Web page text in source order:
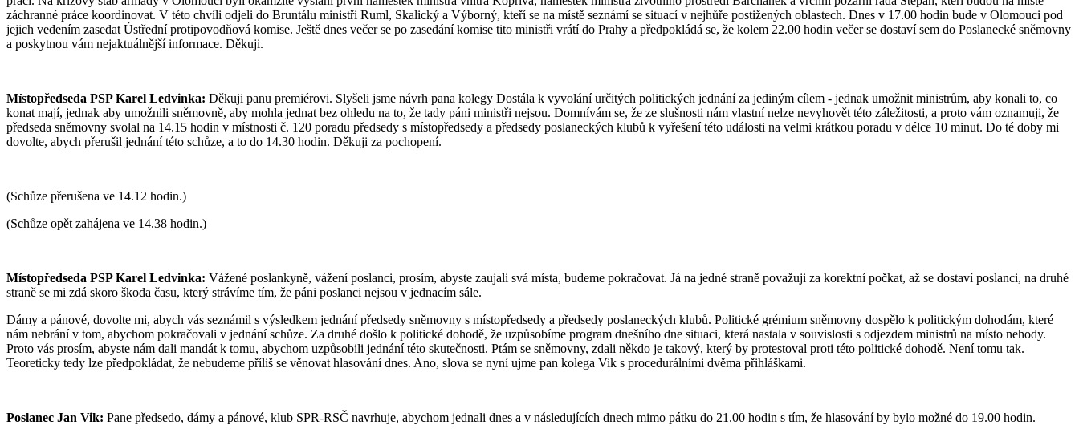
záchranné práce koordinovat. V této chvíli odjeli do Bruntálu ministři Ruml, Skalický a Výborný, kteří se na místě seznámí se situací v nejhůře postižených oblastech. Dnes v 17.00 hodin bude v Olomouci pod
jejich vedením zasedat Ústřední protipovodňová komise. Ještě dnes večer se po zasedání komise tito ministři vrátí do Prahy a předpokládá se, že kolem 22.00 hodin večer se dostaví sem do Poslanecké sněmovny
a poskytnou vám nejaktuálnější informace. Děkuji.
Místopředseda PSP Karel Ledvinka: Děkuji panu premiérovi. Slyšeli jsme návrh pana kolegy Dostála k vyvolání určitých politických jednání za jediným cílem - jednak umožnit ministrům, aby konali to, co
konat mají, jednak aby umožnili sněmovně, aby mohla jednat bez ohledu na to, že tady páni ministři nejsou. Domnívám se, že ze slušnosti nám vlastní nelze nevyhovět této záležitosti, a proto vám oznamuji, že
předseda sněmovny svolal na 14.15 hodin v místnosti č. 120 poradu předsedy s místopředsedy a předsedy poslaneckých klubů k vyřešení této události na velmi krátkou poradu v délce 10 minut. Do té doby mi
dovolte, abych přerušil jednání této schůze, a to do 14.30 hodin. Děkuji za pochopení.
(Schůze přerušena ve 14.12 hodin.)
(Schůze opět zahájena ve 14.38 hodin.)
Místopředseda PSP Karel Ledvinka: Vážené poslankyně, vážení poslanci, prosím, abyste zaujali svá místa, budeme pokračovat. Já na jedné straně považuji za korektní počkat, až se dostaví poslanci, na druhé
straně se mi zdá skoro škoda času, který strávíme tím, že páni poslanci nejsou v jednacím sále.
Dámy a pánové, dovolte mi, abych vás seznámil s výsledkem jednání předsedy sněmovny s místopředsedy a předsedy poslaneckých klubů. Politické grémium sněmovny dospělo k politickým dohodám, které
nám nebrání v tom, abychom pokračovali v jednání schůze. Za druhé došlo k politické dohodě, že uzpůsobíme program dnešního dne situaci, která nastala v souvislosti s odjezdem ministrů na místo nehody.
Proto vás prosím, abyste nám dali mandát k tomu, abychom uzpůsobili jednání této skutečnosti. Ptám se sněmovny, zdali někdo je takový, který by protestoval proti této politické dohodě. Není tomu tak.
Teoreticky tedy lze předpokládat, že nebudeme příliš se věnovat hlasování dnes. Ano, slova se nyní ujme pan kolega Vik s procedurálními dvěma přihláškami.
Poslanec Jan Vik: Pane předsedo, dámy a pánové, klub SPR-RSČ navrhuje, abychom jednali dnes a v následujících dnech mimo pátku do 21.00 hodin s tím, že hlasování by bylo možné do 19.00 hodin.